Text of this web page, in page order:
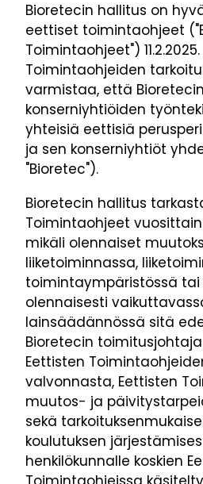
Bioretecin hallitus on
eettiset toimintaohjeet
Toimintaohjeet")
Toimintaohjeiden
varmistaa, että
konserniyhtiöiden
yhteisiä eettisiä
ja sen konserniyhtiöt
"Bioretec").
Bioretecin hallitus
Toimintaohjeet
mikäli olennaiset
liiketoiminnassa,
toimintaympäristössä tai
olennaisesti
lainsäädännössä sitä
Bioretecin
Eettisten
valvonnasta, Eettisten
muutos- ja
sekä
koulutuksen
henkilökunnalle koskien